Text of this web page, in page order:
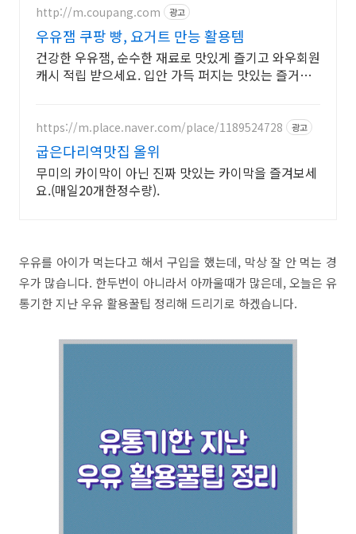
http://m.coupang.com 광고
우유잼 쿠팡 빵, 요거트 만능 활용템
건강한 우유잼, 순수한 재료로 맛있게 즐기고 와우회원
캐시 적립 받으세요. 입안 가득 퍼지는 맛있는 즐거움!
https://m.place.naver.com/place/1189524728 광고
굽은다리역맛집 올위
무미의 카이막이 아닌 진짜 맛있는 카이막을 즐겨보세
요.(매일20개한정수량).
우유를 아이가 먹는다고 해서 구입을 했는데, 막상 잘 안 먹는 경
우가 많습니다. 한두번이 아니라서 아까울때가 많은데, 오늘은 유
통기한 지난 우유 활용꿀팁 정리해 드리기로 하겠습니다.